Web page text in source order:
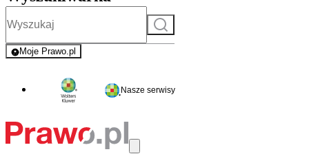
Szukaj
Moje Prawo.pl
- rejestracja i logowanie do serwisu
Nasze serwisy